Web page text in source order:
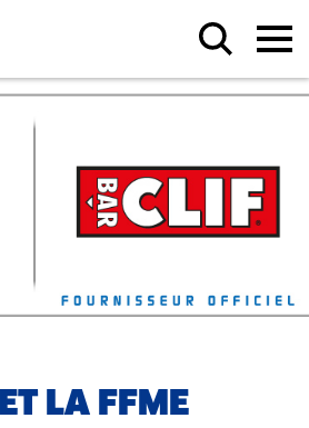
LA FFME